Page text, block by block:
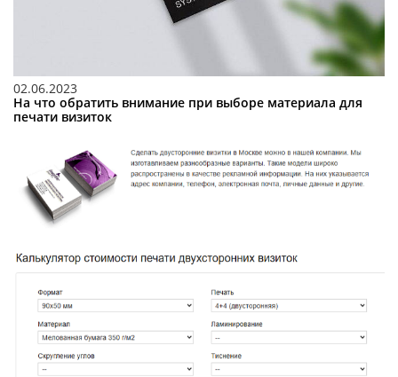
02.06.2023
На что обратить внимание при выборе материала для
печати визиток